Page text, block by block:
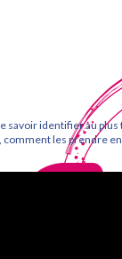
identifier au
les prendre